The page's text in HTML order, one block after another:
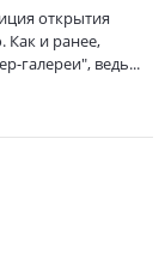
открытия
Как и ранее,
галереи", ведь...